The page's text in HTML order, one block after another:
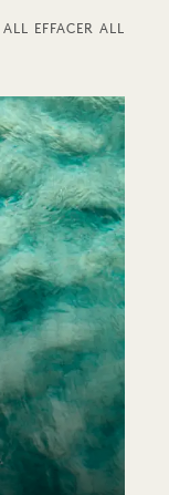
ALL EFFACER ALL